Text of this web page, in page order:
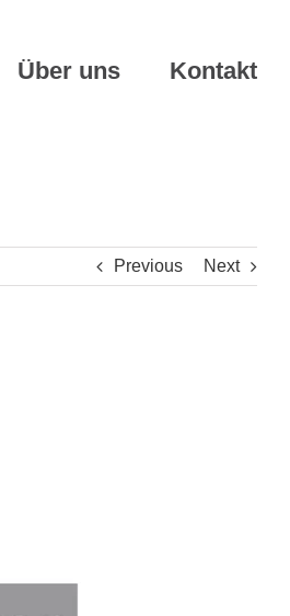
Über uns Kontakt
Previous Next